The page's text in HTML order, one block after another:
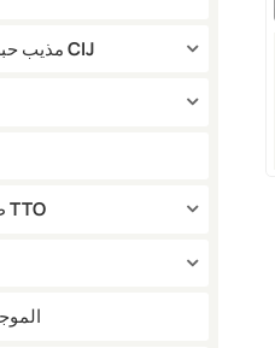
مذيب حبر الطباعة النفاثة CIJ
طابعة نقل حراري TTO